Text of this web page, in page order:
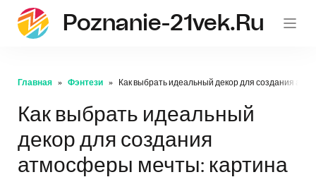
Poznanie-21vek.ru
Главная Фэнтези Как выбрать идеальный декор для создания
Как выбрать идеальный
декор для создания
атмосферы мечты: картина